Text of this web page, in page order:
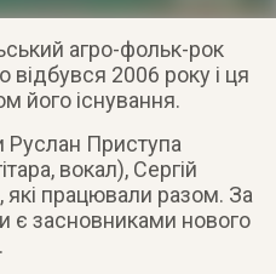
агро-фольк-рок
відбувся 2006 року і ця
його існування.
Руслан Приступа
вокал), Сергій
які працювали разом. За
є засновниками нового